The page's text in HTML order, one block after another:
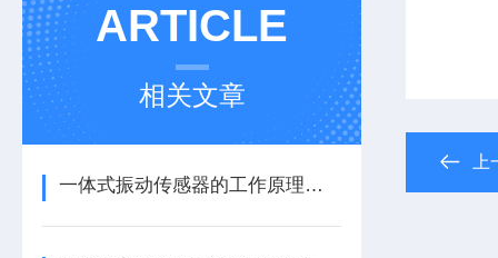
ARTICLE
相关文章
一体式振动传感器的工作原理是什么？